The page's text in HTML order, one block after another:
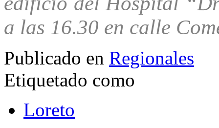
a las 16.30 en calle
Publicado en Regionales
Etiquetado como
Loreto